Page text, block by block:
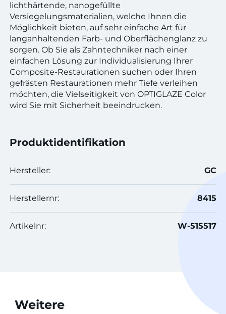
lichthärtende, nanogefüllte
Versiegelungsmaterialien, welche Ihnen die
Möglichkeit bieten, auf sehr einfache Art für
langanhaltenden Farb- und Oberflächenglanz zu
sorgen. Ob Sie als Zahntechniker nach einer
einfachen Lösung zur Individualisierung Ihrer
Composite-Restaurationen suchen oder Ihren
gefrästen Restaurationen mehr Tiefe verleihen
möchten, die Vielseitigkeit von OPTIGLAZE Color
wird Sie mit Sicherheit beeindrucken.
Produktidentifikation
Hersteller: GC
Herstellernr: 8415
Artikelnr: W-515517
Weitere